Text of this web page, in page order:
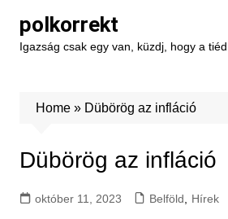
content
polkorrekt
Igazság csak egy van, küzdj, hogy a
Home» Dübörög az infláció
Dübörög az infláció
október 11, 2023 Belföld Hírek